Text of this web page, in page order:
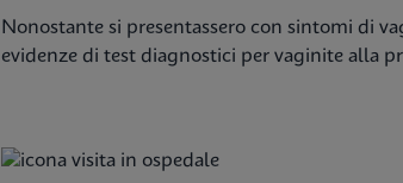
Nonostante si presentassero con sintomi di
evidenze di test diagnostici per vaginite alla